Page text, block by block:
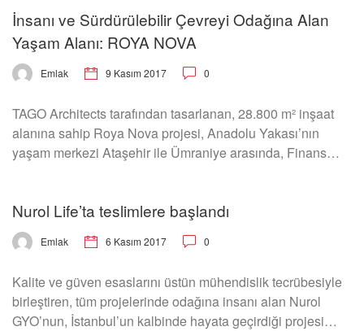
İnsanı ve Sürdürülebilir Çevreyi Odağına Alan
Yaşam Alanı: ROYA NOVA
Emlak 9 Kasım 2017 0
TAGO Architects tarafından tasarlanan, 28.800 m² inşaat
alanına sahip Roya Nova projesi, Anadolu Yakası’nın
yaşam merkezi Ataşehir ile Ümraniye arasında, Finans…
Nurol Life’ta teslimlere başlandı
Emlak 6 Kasım 2017 0
Kalite ve güven esaslarını üstün mühendislik tecrübesiyle
birleştiren, tüm projelerinde odağına insanı alan Nurol
GYO’nun, İstanbul’un kalbinde hayata geçirdiği projesi…